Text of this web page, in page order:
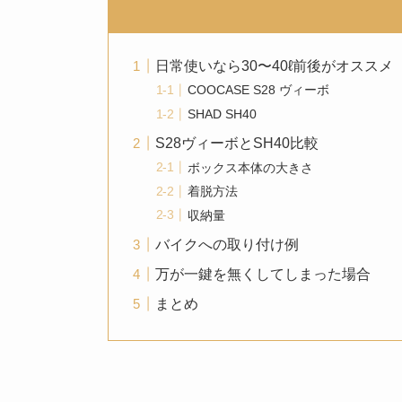
日常使いなら30〜40ℓ前後がオススメ
COOCASE S28 ヴィーボ
SHAD SH40
S28ヴィーボとSH40比較
ボックス本体の大きさ
着脱方法
収納量
バイクへの取り付け例
万が一鍵を無くしてしまった場合
まとめ